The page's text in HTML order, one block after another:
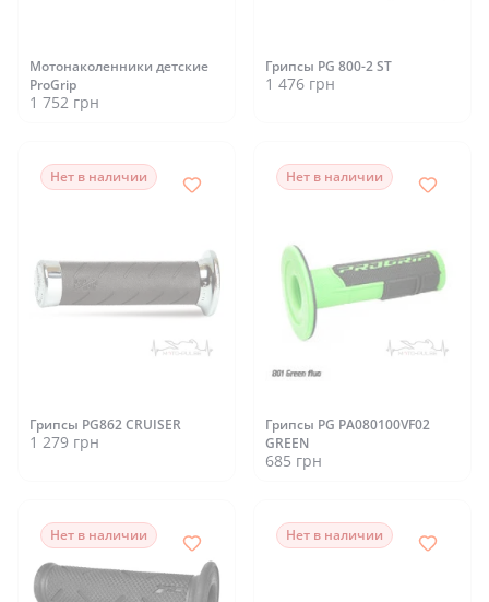
Мотонаколенники детские
ProGrip
1 752 грн
Грипсы PG 800-2 ST
1 476 грн
Нет в наличии
Грипсы PG862 CRUISER
1 279 грн
Нет в наличии
Грипсы PG PA080100VF02
GREEN
685 грн
Нет в наличии Нет в наличии